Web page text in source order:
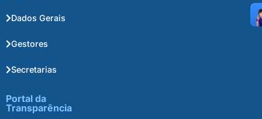
Dados Gerais
Gestores
Secretarias
Portal da
Transparência